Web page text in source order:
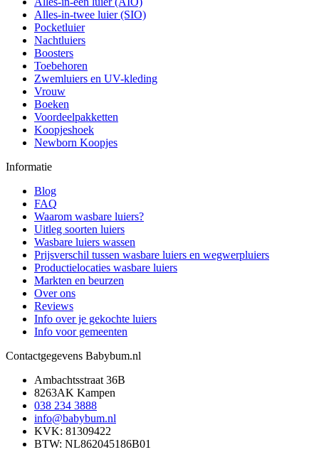
Alles-in-twee luier (SIO)
Pocketluier
Nachtluiers
Boosters
Toebehoren
Zwemluiers en UV-kleding
Vrouw
Boeken
Voordeelpakketten
Koopjeshoek
Newborn Koopjes
Informatie
Blog
FAQ
Waarom wasbare luiers?
Uitleg soorten luiers
Wasbare luiers wassen
Prijsverschil tussen wasbare luiers en wegwerpluiers
Productielocaties wasbare luiers
Markten en beurzen
Over ons
Reviews
Info over je gekochte luiers
Info voor gemeenten
Contactgegevens Babybum.nl
Ambachtsstraat 36B
8263AK Kampen
038 234 3888
info@babybum.nl
KVK: 81309422
BTW: NL862045186B01